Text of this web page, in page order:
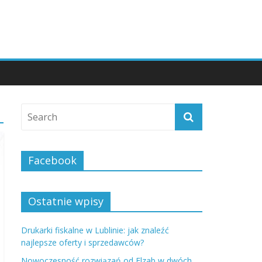
Facebook
Ostatnie wpisy
Drukarki fiskalne w Lublinie: jak znaleźć
najlepsze oferty i sprzedawców?